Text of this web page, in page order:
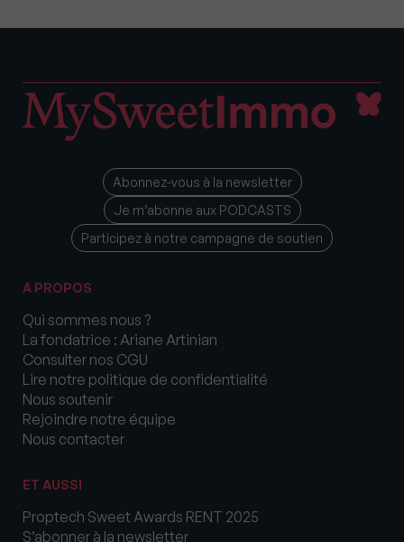
Abonnez-vous à la newsletter
Je m’abonne aux PODCASTS
Participez à notre campagne de soutien
A PROPOS
Qui sommes nous ?
La fondatrice : Ariane Artinian
Consulter nos CGU
Lire notre politique de confidentialité
Nous soutenir
Rejoindre notre équipe
Nous contacter
ET AUSSI
Proptech Sweet Awards RENT 2025
S’abonner à la newsletter